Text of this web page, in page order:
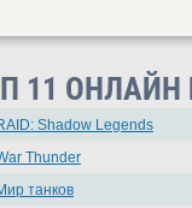
11 ОНЛАЙН
Shadow Legends
Thunder
танков